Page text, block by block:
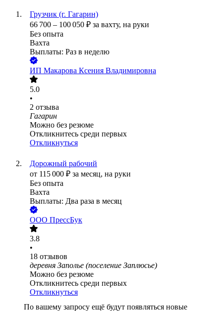
Грузчик (г. Гагарин)
66 700 – 100 050 ₽ за вахту, на руки
Без опыта
Вахта
Выплаты: Раз в неделю
ИП Макарова Ксения Владимировна
5.0
•
2 отзыва
Гагарин
Можно без резюме
Откликнитесь среди первых
Откликнуться
Дорожный рабочий
от 115 000 ₽ за месяц, на руки
Без опыта
Вахта
Выплаты: Два раза в месяц
ООО ПрессБук
3.8
•
18 отзывов
деревня Заполье (поселение Заплюсье)
Можно без резюме
Откликнитесь среди первых
Откликнуться
По вашему запросу ещё будут появляться новые